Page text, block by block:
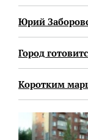
Юрий
Город
Коротким